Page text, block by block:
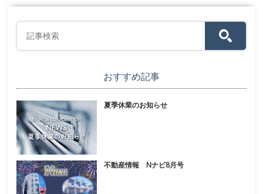
おすすめ記事
夏季休業のお知らせ
不動産情報 Nナビ8月号